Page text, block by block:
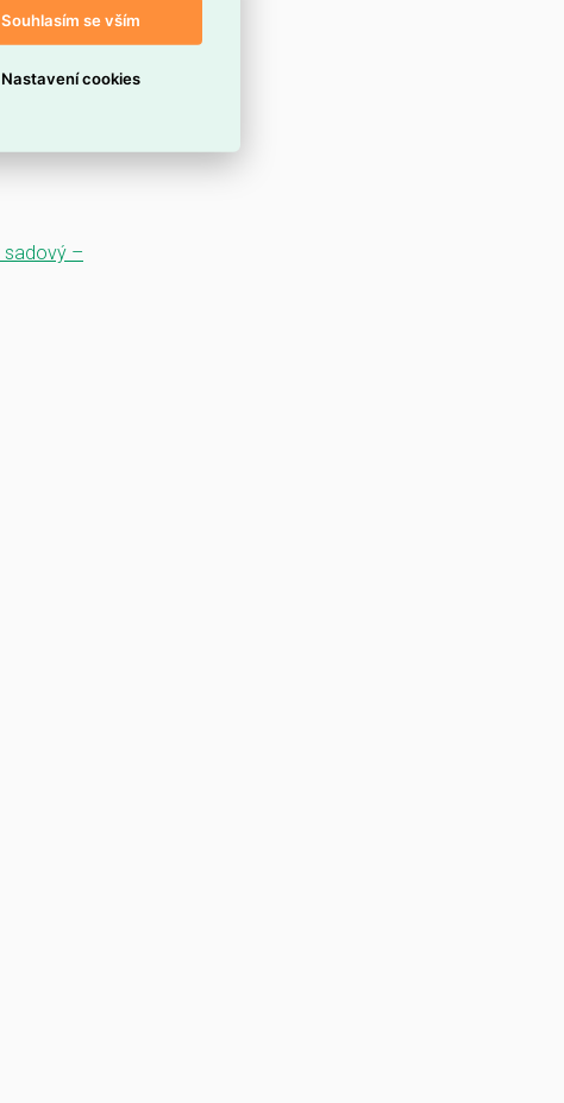
Souhlasím se vším
Nastavení cookies